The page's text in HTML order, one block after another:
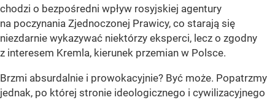
chodzi o bezpośredni wpływ rosyjskiej agentury
na poczynania Zjednoczonej Prawicy, co starają się
niezdarnie wykazywać niektórzy eksperci, lecz o zgodny
z interesem Kremla, kierunek przemian w Polsce.
Brzmi absurdalnie i prowokacyjnie? Być może. Popatrzmy
jednak, po której stronie ideologicznego i cywilizacyjnego